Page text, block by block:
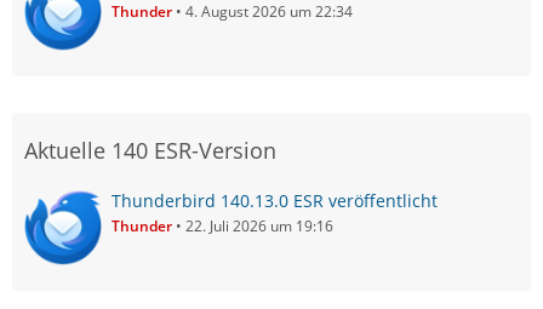
Thunder 4. August 2026 um 22:34
Aktuelle 140 ESR-Version
Thunderbird 140.13.0 ESR veröffentlicht
Thunder 22. Juli 2026 um 19:16